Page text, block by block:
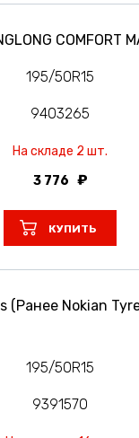
COMFORT
195/50R15
9403265
На складе 2 шт.
3 776
КУПИТЬ
(Ранее Nokian
195/50R15
9391570